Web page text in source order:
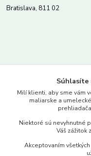
Bratislava, 811 02
www.merkantil.sk
Pondelok-Piatok: 9.00-
objednavky@merkantil-
Súhlasíte
Milí klienti, aby sme vám
maliarske a
Niektoré sú nevyhnutné
Váš zážitok
Akceptovaním